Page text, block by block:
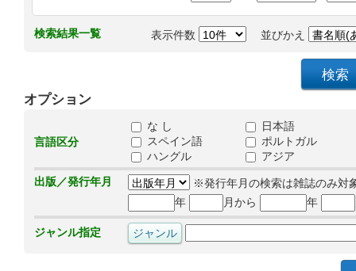
検索結果一覧 表示件数 並びかえ
オプション
言語区分
な し
日本語
スペイン語
ポルトガル
ハングル
アジア
出版／発行年月
※発行年月の検索は雑誌のみ対
年
月から 年
ジャンル指定